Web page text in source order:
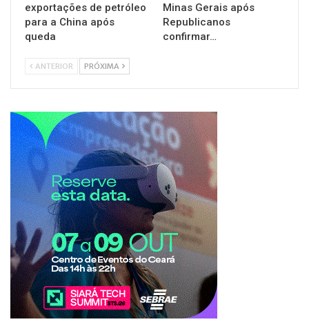
exportações de petróleo
para a China após
queda
Minas Gerais após
Republicanos
confirmar…
ANTERIOR PRÓXIMA